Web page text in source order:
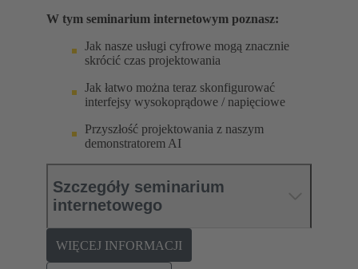
W tym seminarium internetowym poznasz:
Jak nasze usługi cyfrowe mogą znacznie
skrócić czas projektowania
Jak łatwo można teraz skonfigurować
interfejsy wysokoprądowe / napięciowe
Przyszłość projektowania z naszym
demonstratorem AI
Szczegóły seminarium
internetowego
WIĘCEJ INFORMACJI